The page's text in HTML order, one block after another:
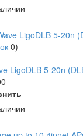
0)
LigoDLB 5-20n